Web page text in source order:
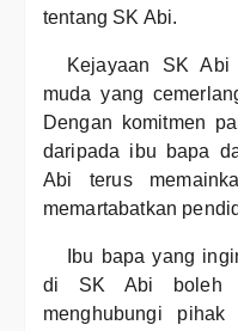
tentang SK Abi.
Kejayaan SK Abi
muda yang
Dengan komitmen
daripada ibu bapa
Abi terus
memartabatkan
Ibu bapa yang
di SK Abi boleh
menghubungi